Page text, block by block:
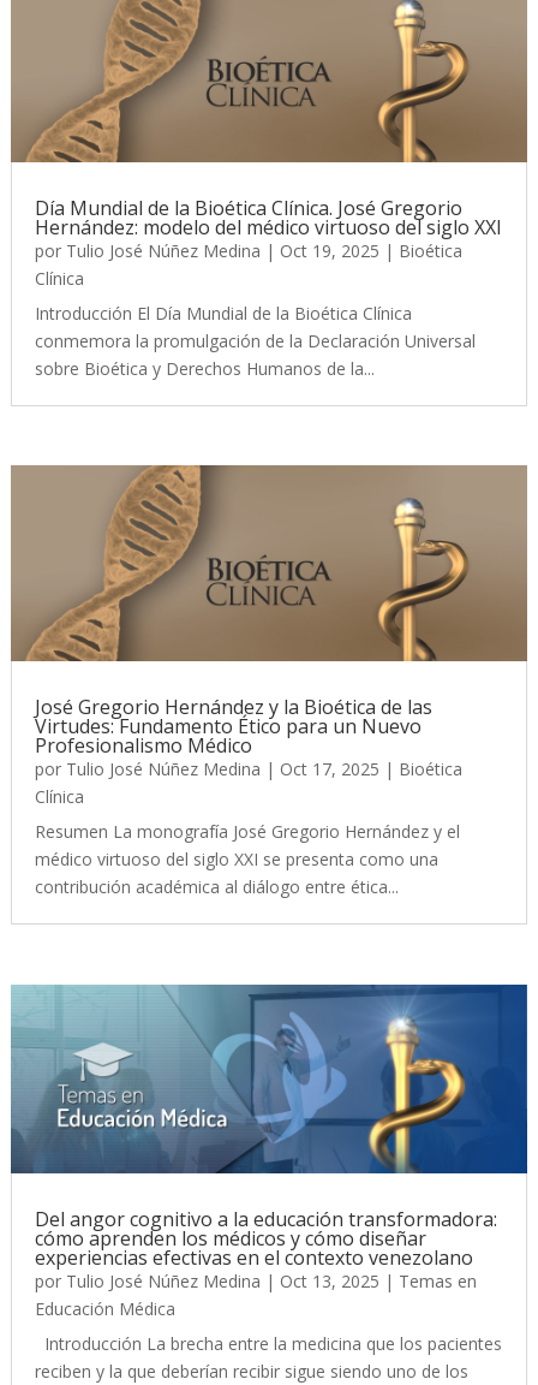
Día Mundial de la Bioética Clínica. José Gregorio
Hernández: modelo del médico virtuoso del siglo XXI
por Tulio José Núñez Medina | Oct 19, 2025 | Bioética
Clínica
Introducción El Día Mundial de la Bioética Clínica
conmemora la promulgación de la Declaración Universal
sobre Bioética y Derechos Humanos de la...
José Gregorio Hernández y la Bioética de las
Virtudes: Fundamento Ético para un Nuevo
Profesionalismo Médico
por Tulio José Núñez Medina | Oct 17, 2025 | Bioética
Clínica
Resumen La monografía José Gregorio Hernández y el
médico virtuoso del siglo XXI se presenta como una
contribución académica al diálogo entre ética...
Del angor cognitivo a la educación transformadora:
cómo aprenden los médicos y cómo diseñar
experiencias efectivas en el contexto venezolano
por Tulio José Núñez Medina | Oct 13, 2025 | Temas en
Educación Médica
Introducción La brecha entre la medicina que los pacientes
reciben y la que deberían recibir sigue siendo uno de los